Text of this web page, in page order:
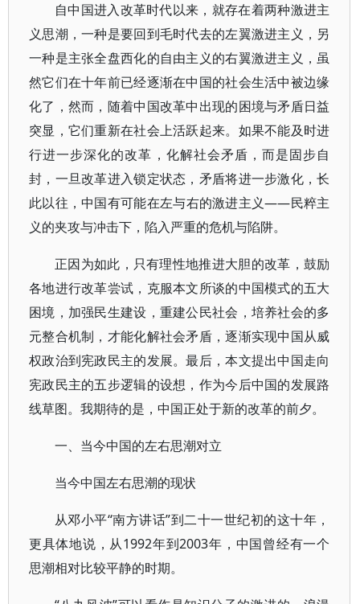
自中国进入改革时代以来，就存在着两种激进主
义思潮，一种是要回到毛时代去的左翼激进主义，另
一种是主张全盘西化的自由主义的右翼激进主义，虽
然它们在十年前已经逐渐在中国的社会生活中被边缘
化了，然而，随着中国改革中出现的困境与矛盾日益
突显，它们重新在社会上活跃起来。如果不能及时进
行进一步深化的改革，化解社会矛盾，而是固步自
封，一旦改革进入锁定状态，矛盾将进一步激化，长
此以往，中国有可能在左与右的激进主义——民粹主
义的夹攻与冲击下，陷入严重的危机与陷阱。
正因为如此，只有理性地推进大胆的改革，鼓励
各地进行改革尝试，克服本文所谈的中国模式的五大
困境，加强民生建设，重建公民社会，培养社会的多
元整合机制，才能化解社会矛盾，逐渐实现中国从威
权政治到宪政民主的发展。最后，本文提出中国走向
宪政民主的五步逻辑的设想，作为今后中国的发展路
线草图。我期待的是，中国正处于新的改革的前夕。
一、当今中国的左右思潮对立
当今中国左右思潮的现状
从邓小平“南方讲话”到二十一世纪初的这十年，
更具体地说，从1992年到2003年，中国曾经有一个
思潮相对比较平静的时期。